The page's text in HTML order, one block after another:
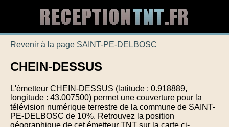
Revenir à la page SAINT-PE-DELBOSC
CHEIN-DESSUS
L'émetteur CHEIN-DESSUS (latitude : 0.918889,
longitude : 43.007500) permet une couverture pour la
télévision numérique terrestre de la commune de SAINT-
PE-DELBOSC de 10%. Retrouvez la position
géographique de cet émetteur TNT sur la carte ci-